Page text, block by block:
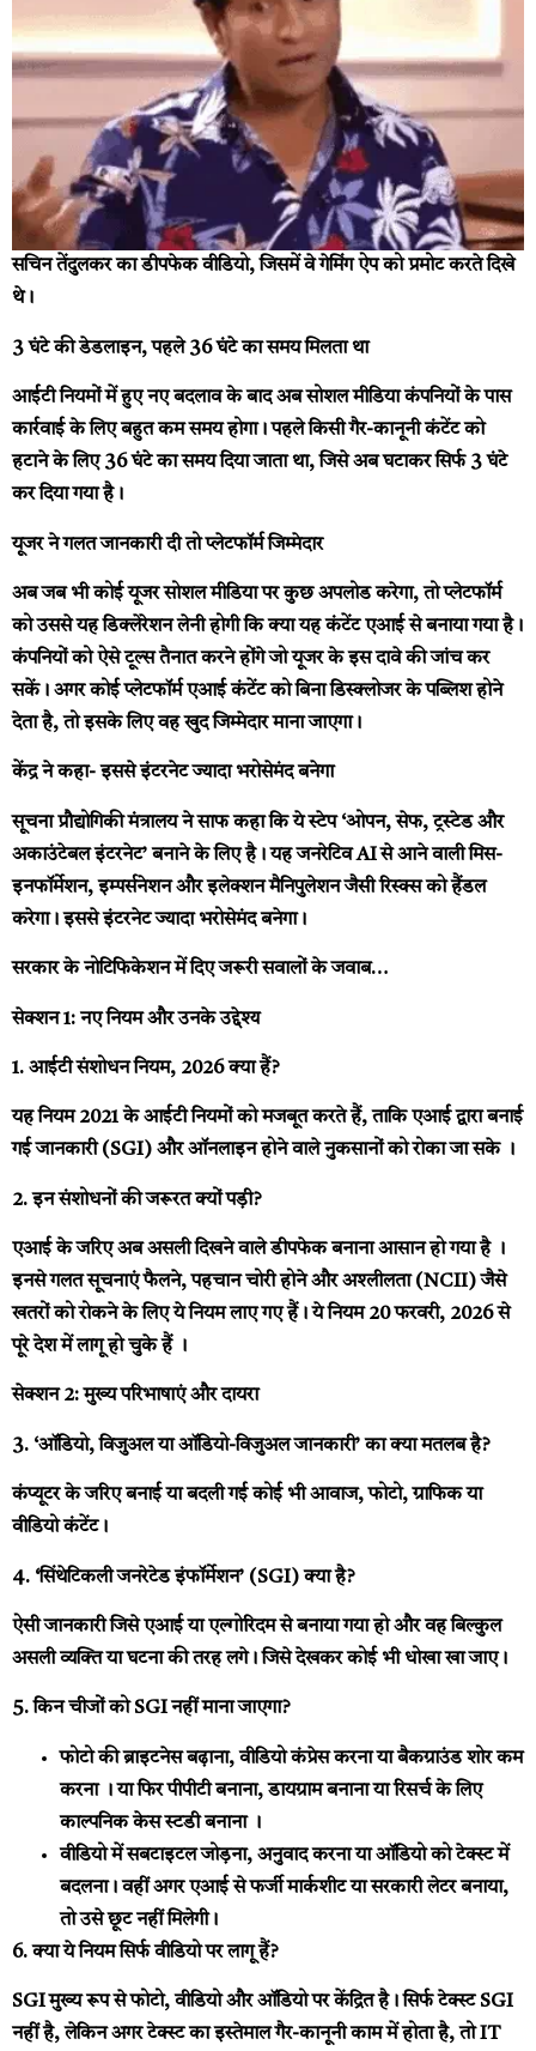
सचिन तेंदुलकर का डीपफेक वीडियो, जिसमें वे गेमिंग ऐप को प्रमोट करते दिखे
थे।
3 घंटे की डेडलाइन, पहले 36 घंटे का समय मिलता था
आईटी नियमों में हुए नए बदलाव के बाद अब सोशल मीडिया कंपनियों के पास
कार्रवाई के लिए बहुत कम समय होगा। पहले किसी गैर-कानूनी कंटेंट को
हटाने के लिए 36 घंटे का समय दिया जाता था, जिसे अब घटाकर सिर्फ 3 घंटे
कर दिया गया है।
यूजर ने गलत जानकारी दी तो प्लेटफॉर्म जिम्मेदार
अब जब भी कोई यूजर सोशल मीडिया पर कुछ अपलोड करेगा, तो प्लेटफॉर्म
को उससे यह डिक्लेरेशन लेनी होगी कि क्या यह कंटेंट एआई से बनाया गया है।
कंपनियों को ऐसे टूल्स तैनात करने होंगे जो यूजर के इस दावे की जांच कर
सकें। अगर कोई प्लेटफॉर्म एआई कंटेंट को बिना डिस्क्लोजर के पब्लिश होने
देता है, तो इसके लिए वह खुद जिम्मेदार माना जाएगा।
केंद्र ने कहा- इससे इंटरनेट ज्यादा भरोसेमंद बनेगा
सूचना प्रौद्योगिकी मंत्रालय ने साफ कहा कि ये स्टेप ‘ओपन, सेफ, ट्रस्टेड और
अकाउंटेबल इंटरनेट’ बनाने के लिए है। यह जनरेटिव AI से आने वाली मिस-
इनफॉर्मेशन, इम्पर्सनेशन और इलेक्शन मैनिपुलेशन जैसी रिस्क्स को हैंडल
करेगा। इससे इंटरनेट ज्यादा भरोसेमंद बनेगा।
सरकार के नोटिफिकेशन में दिए जरूरी सवालों के जवाब…
सेक्शन 1: नए नियम और उनके उद्देश्य
1. आईटी संशोधन नियम, 2026 क्या हैं?
यह नियम 2021 के आईटी नियमों को मजबूत करते हैं, ताकि एआई द्वारा बनाई
गई जानकारी (SGI) और ऑनलाइन होने वाले नुकसानों को रोका जा सके ।
2. इन संशोधनों की जरूरत क्यों पड़ी?
एआई के जरिए अब असली दिखने वाले डीपफेक बनाना आसान हो गया है ।
इनसे गलत सूचनाएं फैलने, पहचान चोरी होने और अश्लीलता (NCII) जैसे
खतरों को रोकने के लिए ये नियम लाए गए हैं। ये नियम 20 फरवरी, 2026 से
पूरे देश में लागू हो चुके हैं ।
सेक्शन 2: मुख्य परिभाषाएं और दायरा
3. ‘ऑडियो, विजुअल या ऑडियो-विजुअल जानकारी’ का क्या मतलब है?
कंप्यूटर के जरिए बनाई या बदली गई कोई भी आवाज, फोटो, ग्राफिक या
वीडियो कंटेंट।
4. ‘सिंथेटिकली जनरेटेड इंफॉर्मेशन’ (SGI) क्या है?
ऐसी जानकारी जिसे एआई या एल्गोरिदम से बनाया गया हो और वह बिल्कुल
असली व्यक्ति या घटना की तरह लगे। जिसे देखकर कोई भी धोखा खा जाए।
5. किन चीजों को SGI नहीं माना जाएगा?
फोटो की ब्राइटनेस बढ़ाना, वीडियो कंप्रेस करना या बैकग्राउंड शोर कम
करना । या फिर पीपीटी बनाना, डायग्राम बनाना या रिसर्च के लिए
काल्पनिक केस स्टडी बनाना ।
वीडियो में सबटाइटल जोड़ना, अनुवाद करना या ऑडियो को टेक्स्ट में
बदलना। वहीं अगर एआई से फर्जी मार्कशीट या सरकारी लेटर बनाया,
तो उसे छूट नहीं मिलेगी।
6. क्या ये नियम सिर्फ वीडियो पर लागू हैं?
SGI मुख्य रूप से फोटो, वीडियो और ऑडियो पर केंद्रित है। सिर्फ टेक्स्ट SGI
नहीं है, लेकिन अगर टेक्स्ट का इस्तेमाल गैर-कानूनी काम में होता है, तो IT